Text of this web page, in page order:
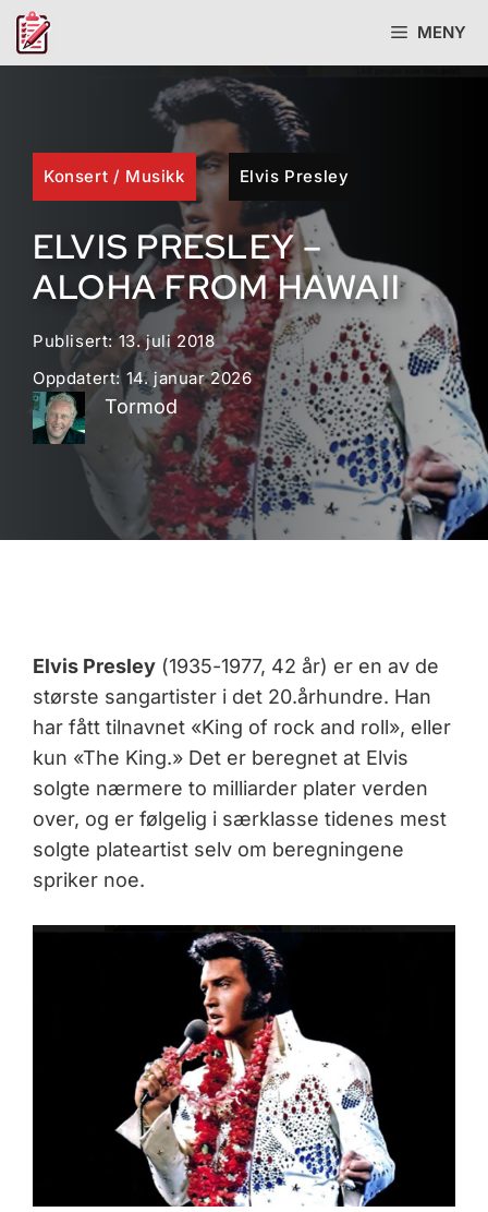
Hopp
MENY
Konsert / Musikk Elvis Presley
ELVIS PRESLEY –
ALOHA FROM HAWAII
Publisert: 13. juli 2018
Oppdatert: 14. januar 2026
Tormod
Elvis Presley(1935-1977, 42 år) er en av de
største sangartister i det 20.århundre. Han
har fått tilnavnet «King of rock and roll», eller
kun «The King.» Det er beregnet at Elvis
solgte nærmere to milliarder plater verden
over, og er følgelig i særklasse tidenes mest
solgte plateartist selv om beregningene
spriker noe.